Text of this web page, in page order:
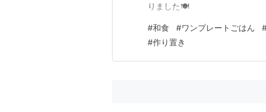
りました🍽️
#和食 #ワンプレートごはん
#作り置き